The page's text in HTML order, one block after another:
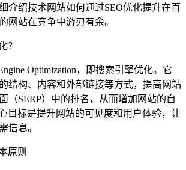
介绍技术网站如何通过SEO优化提升在百
网站在竞争中游刃有余。
？
Optimization，即搜索引擎优化。它
结构、内容和外部链接等方式，提高网站
（SERP）中的排名，从而增加网站的自
目标是提升网站的可见度和用户体验，让
信息。
原则